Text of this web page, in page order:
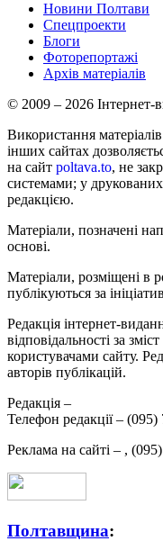
Новини Полтави
Спецпроекти
Блоги
Фоторепортажі
Архів матеріалів
© 2009 – 2026
Використання
інших сайтах
на сайт poltava.to, не
системами; у
редакцією.
Матеріали, позначені
основі.
Матеріали, розміщені в
публікуються за
Редакція інтернет-
відповідальності за
користувачами сайту.
авторів публікацій.
Редакція –
Телефон редакції – (095)
Реклама на сайті – ,
Полтавщина: